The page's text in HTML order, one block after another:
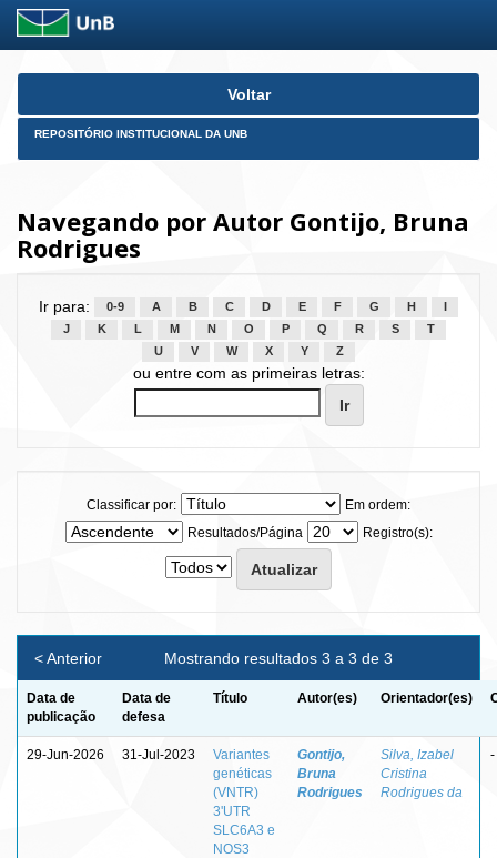
Skip
Voltar
REPOSITÓRIO INSTITUCIONAL DA UNB
Navegando por Autor Gontijo, Bruna
Rodrigues
Ir para: 0-9 A B C D E F G H
J
K L M N O P Q R S
T
U
V W X Y Z
ou entre com as primeiras letras:
Classificar por:
Em ordem:
Resultados/Página
Registro(s):
Mostrando resultados 3 a 3 de 3
< Anterior
Data de
publicação
Data de
defesa
Título Autor(es) Orientador(es)
29-Jun-2026 31-Jul-2023
Variantes
genéticas
(VNTR)
3'UTR
SLC6A3 e
NOS3
Gontijo,
Bruna
Rodrigues
Silva, Izabel
Cristina
Rodrigues da
-